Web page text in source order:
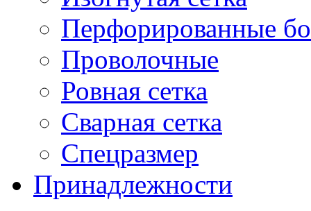
Перфорированные
Проволочные
Ровная сетка
Сварная сетка
Спецразмер
Принадлежности